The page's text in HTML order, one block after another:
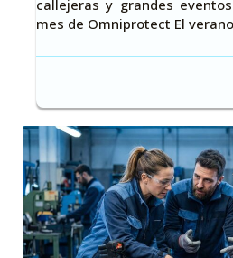
callejeras y grandes
mes de Omniprotect El